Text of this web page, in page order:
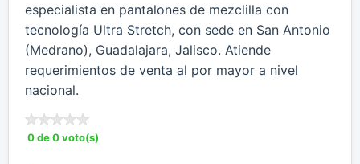
especialista en pantalones de mezclilla con
tecnología Ultra Stretch, con sede en San Antonio
(Medrano), Guadalajara, Jalisco. Atiende
requerimientos de venta al por mayor a nivel
nacional.
0 de 0 voto(s)